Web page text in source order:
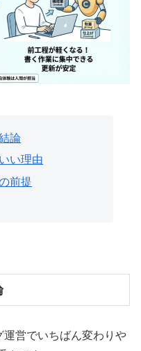
論
い理由
前提
営でいちばん変わりや